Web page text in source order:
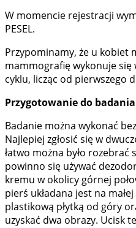
W momencie rejestracji
PESEL.
Przypominamy, że u kobiet
mammografię wykonuje się
cyklu, licząc od pierwszego
Przygotowanie do badania
Badanie można wykonać
Najlepiej zgłosić się w
łatwo można było
powinno się używać
kremu w okolicy górnej
pierś układana jest na
plastikową płytką od góry
uzyskać dwa obrazy. Ucisk